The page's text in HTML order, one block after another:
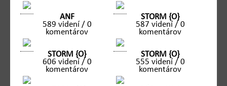
ANF
589 videní / 0
komentárov
STORM {O}
587 videní / 0
komentárov
STORM {O}
606 videní / 0
komentárov
STORM {O}
555 videní / 0
komentárov